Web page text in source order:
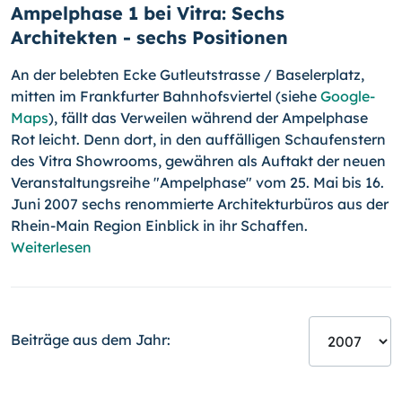
Ampelphase 1 bei Vitra: Sechs
Architekten - sechs Positionen
An der belebten Ecke Gutleutstrasse / Baselerplatz,
mitten im Frankfurter Bahnhofsviertel (siehe Google-
Maps), fällt das Verweilen während der Ampelphase
Rot leicht. Denn dort, in den auffälligen Schaufenstern
des Vitra Showrooms, gewähren als Auftakt der neuen
Veranstaltungsreihe "Ampelphase" vom 25. Mai bis 16.
Juni 2007 sechs renommierte Architekturbüros aus der
Rhein-Main Region Einblick in ihr Schaffen.
Weiterlesen
Beiträge aus dem Jahr: